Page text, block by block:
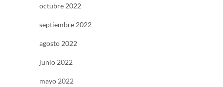
octubre 2022
septiembre 2022
agosto 2022
junio 2022
mayo 2022